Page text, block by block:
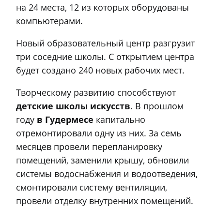
на 24 места, 12 из которых оборудованы
компьютерами.
Новый образовательный центр разгрузит
три соседние школы. С открытием центра
будет создано 240 новых рабочих мест.
Творческому развитию способствуют
детские школы искусств. В прошлом
году в Гудермесе капитально
отремонтировали одну из них. За семь
месяцев провели перепланировку
помещений, заменили крышу, обновили
системы водоснабжения и водоотведения,
смонтировали систему вентиляции,
провели отделку внутренних помещений.